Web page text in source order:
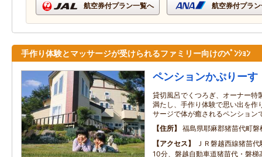
航空券付プラン一覧へ 航空券付プラ
手作り体験とマッサージが受けられるファミリー向けのﾍﾟﾝｼｮﾝ
ペンションかぷりーす
貸切風呂でくつろぎ、オーナー特
満たし、手作り体験で思い出を作
サージで体が癒されるペンション
住所
福島県耶麻郡猪苗代町磐
アクセス
ＪＲ磐越西線猪苗
10分、磐越自動車道猪苗代・磐梯